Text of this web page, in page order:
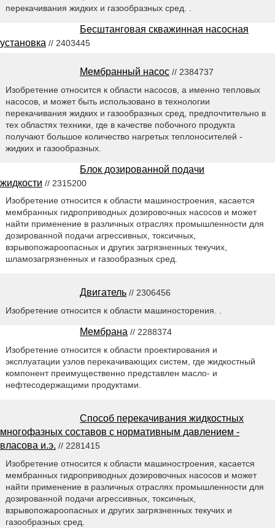
перекачивания жидких и газообразных сред. .
Бесштанговая скважинная насосная
установка // 2403445
Мембранный насос // 2384737
Изобретение относится к области насосов, а именно тепловых
насосов, и может быть использовано в технологии
перекачивания жидких и газообразных сред, предпочтительно в
тех областях техники, где в качестве побочного продукта
получают большое количество нагретых теплоносителей -
жидких и газообразных.
Блок дозированной подачи
жидкости // 2315200
Изобретение относится к области машиностроения, касается
мембранных гидроприводных дозировочных насосов и может
найти применение в различных отраслях промышленности для
дозированной подачи агрессивных, токсичных,
взрывопожароопасных и других загрязненных текучих,
шламозагрязненных и газообразных сред.
Двигатель // 2306456
Изобретение относится к области машиносторения. .
Мембрана // 2288374
Изобретение относится к области проектирования и
эксплуатации узлов перекачивающих систем, где жидкостный
компонент преимущественно представлен масло- и
нефтесодержащими продуктами.
Способ перекачивания жидкостных
многофазных составов с нормативным давлением -
власова и.э. // 2281415
Изобретение относится к области машиностроения, касается
мембранных гидроприводных дозировочных насосов и может
найти применение в различных отраслях промышленности для
дозированной подачи агрессивных, токсичных,
взрывопожароопасных и других загрязненных текучих и
газообразных сред.